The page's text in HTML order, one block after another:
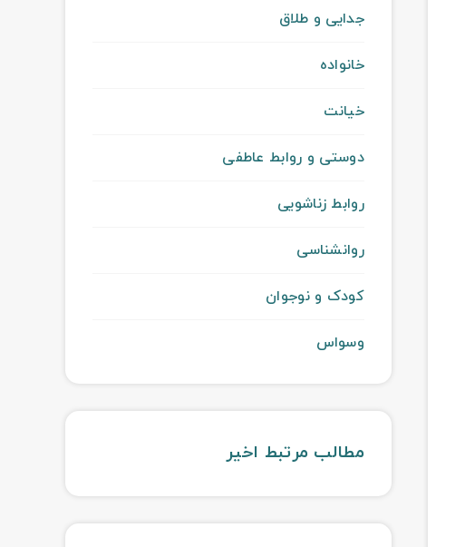
جدایی و طلاق
خانواده
خیانت
دوستی و روابط عاطفی
روابط زناشویی
روانشناسی
کودک و نوجوان
وسواس
مطالب مرتبط اخیر